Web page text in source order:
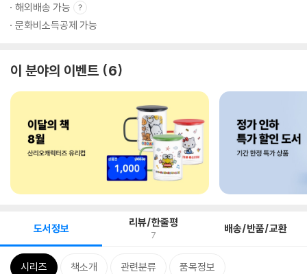
해외배송 가능
문화비소득공제 가능
이 분야의 이벤트 6
도서정보 리뷰/한줄평
7 배송/반품/교환
시리즈 책소개 관련분류 품목정보